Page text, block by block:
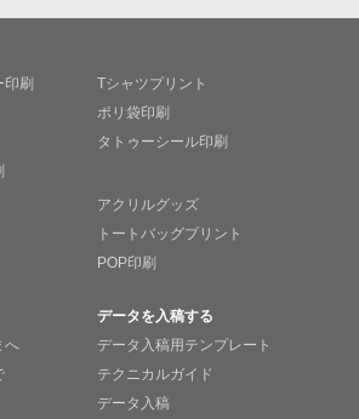
刷
Tシャツプリント
ポリ袋印刷
タトゥーシール印刷
アクリルグッズ
トートバッグプリント
POP印刷
へ
データを入稿する
データ入稿用テンプレート
テクニカルガイド
データ入稿